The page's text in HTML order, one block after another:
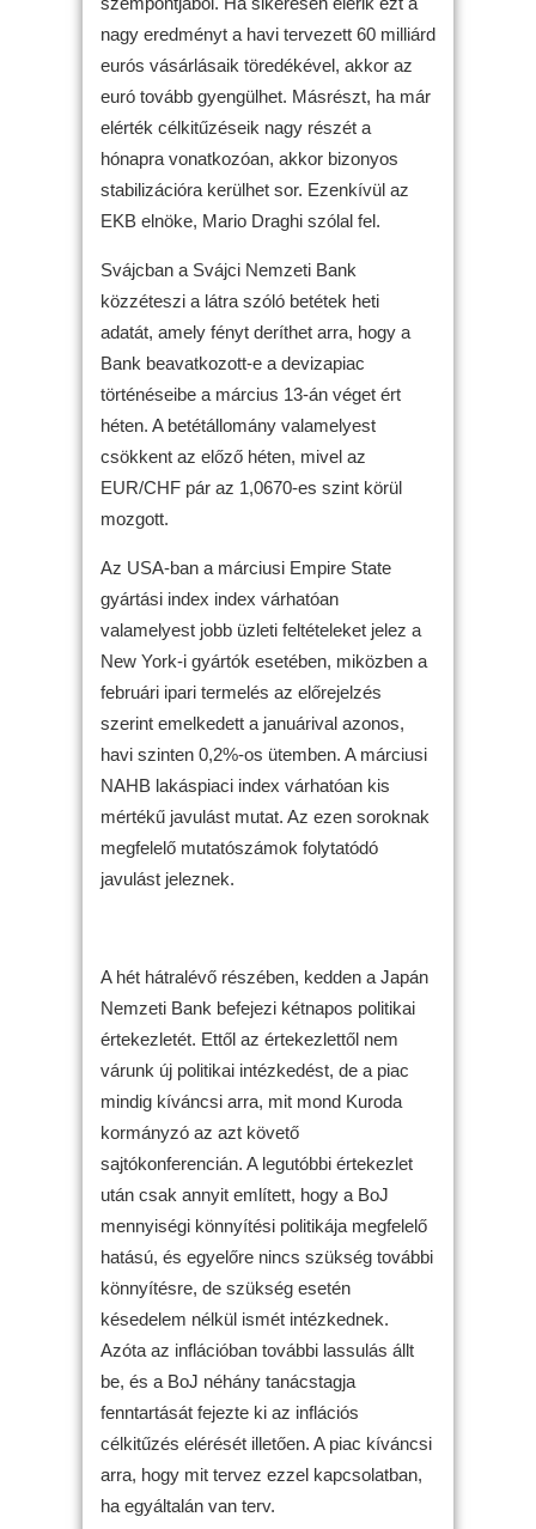
nagy eredményt a havi tervezett 60 milliárd
eurós vásárlásaik töredékével, akkor az
euró tovább gyengülhet. Másrészt, ha már
elérték célkitűzéseik nagy részét a
hónapra vonatkozóan, akkor bizonyos
stabilizációra kerülhet sor. Ezenkívül az
EKB elnöke, Mario Draghi szólal fel.
Svájcban a Svájci Nemzeti Bank
közzéteszi a látra szóló betétek heti
adatát, amely fényt deríthet arra, hogy a
Bank beavatkozott-e a devizapiac
történéseibe a március 13-án véget ért
héten. A betétállomány valamelyest
csökkent az előző héten, mivel az
EUR/CHF pár az 1,0670-es szint körül
mozgott.
Az USA-ban a márciusi Empire State
gyártási index index várhatóan
valamelyest jobb üzleti feltételeket jelez a
New York-i gyártók esetében, miközben a
februári ipari termelés az előrejelzés
szerint emelkedett a januárival azonos,
havi szinten 0,2%-os ütemben. A márciusi
NAHB lakáspiaci index várhatóan kis
mértékű javulást mutat. Az ezen soroknak
megfelelő mutatószámok folytatódó
javulást jeleznek.
A hét hátralévő részében, kedden a Japán
Nemzeti Bank befejezi kétnapos politikai
értekezletét. Ettől az értekezlettől nem
várunk új politikai intézkedést, de a piac
mindig kíváncsi arra, mit mond Kuroda
kormányzó az azt követő
sajtókonferencián. A legutóbbi értekezlet
után csak annyit említett, hogy a BoJ
mennyiségi könnyítési politikája megfelelő
hatású, és egyelőre nincs szükség további
könnyítésre, de szükség esetén
késedelem nélkül ismét intézkednek.
Azóta az inflációban további lassulás állt
be, és a BoJ néhány tanácstagja
fenntartását fejezte ki az inflációs
célkitűzés elérését illetően. A piac kíváncsi
arra, hogy mit tervez ezzel kapcsolatban,
ha egyáltalán van terv.